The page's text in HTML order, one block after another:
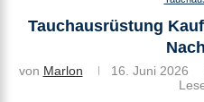
Tauchausrüstung
von Marlon 16. Juni 2026